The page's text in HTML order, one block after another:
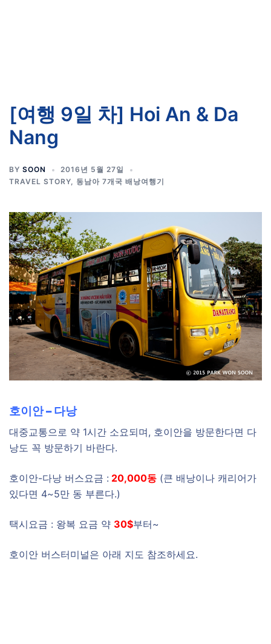
[여행 9일 차] Hoi An & Da
Nang
BY SOON
2016년 5월 27일
TRAVEL STORY, 동남아 7개국 배낭여행기
호이안 – 다낭
대중교통으로 약 1시간 소요되며, 호이안을 방문한다면 다
낭도 꼭 방문하기 바란다.
호이안-다낭 버스요금 : 20,000동 (큰 배낭이나 캐리어가
있다면 4~5만 동 부른다.)
택시요금 : 왕복 요금 약 30$부터~
호이안 버스터미널은 아래 지도 참조하세요.